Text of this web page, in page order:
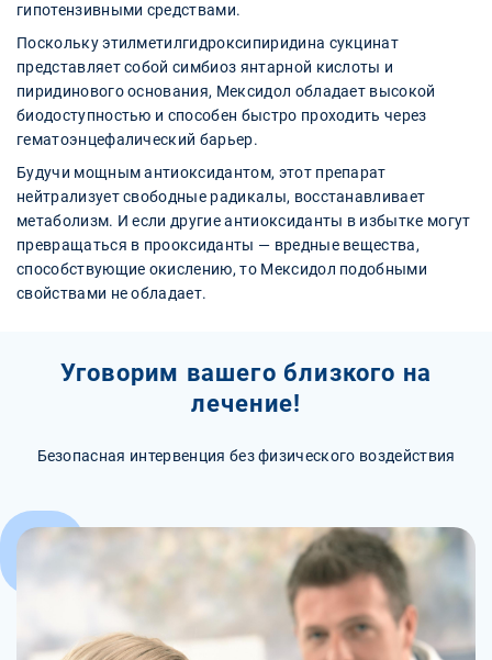
гипотензивными средствами.
Поскольку этилметилгидроксипиридина сукцинат
представляет собой симбиоз янтарной кислоты и
пиридинового основания, Мексидол обладает высокой
биодоступностью и способен быстро проходить через
гематоэнцефалический барьер.
Будучи мощным антиоксидантом, этот препарат
нейтрализует свободные радикалы, восстанавливает
метаболизм. И если другие антиоксиданты в избытке могут
превращаться в прооксиданты — вредные вещества,
способствующие окислению, то Мексидол подобными
свойствами не обладает.
Уговорим вашего близкого на
лечение!
Безопасная интервенция без физического воздействия